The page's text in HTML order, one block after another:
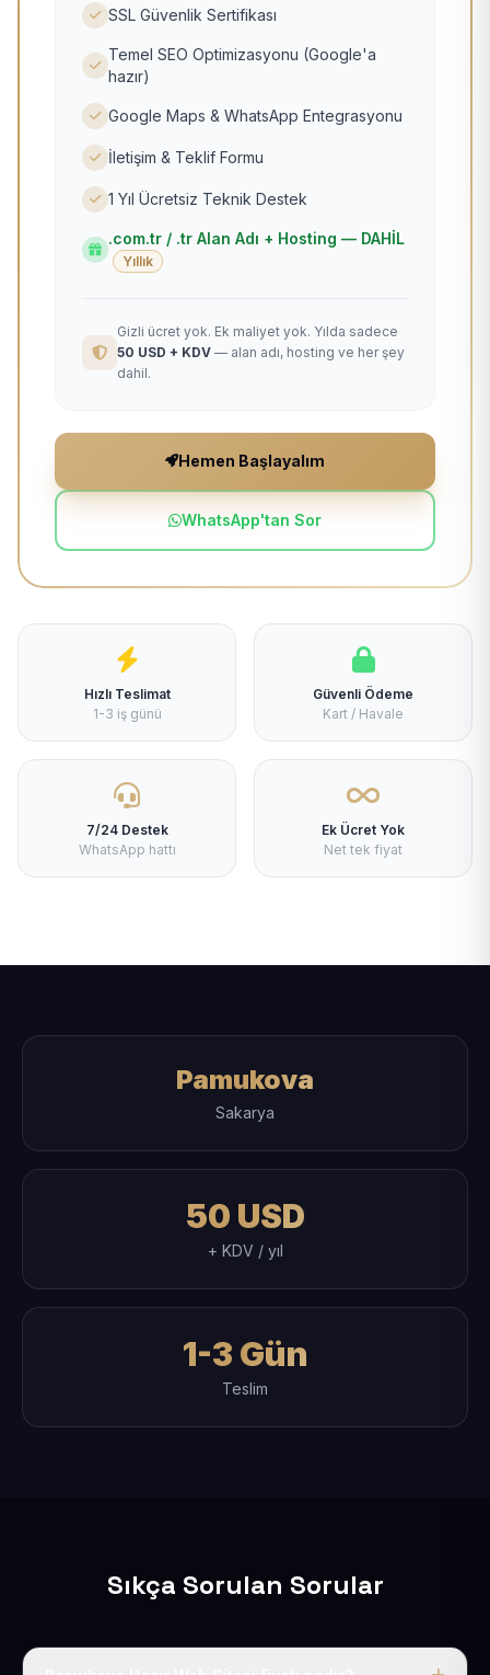
SSL Güvenlik Sertifikası
Temel SEO Optimizasyonu (Google'a
hazır)
Google Maps & WhatsApp Entegrasyonu
İletişim & Teklif Formu
1 Yıl Ücretsiz Teknik Destek
.com.tr / .tr Alan Adı + Hosting — DAHİL
Yıllık
Gizli ücret yok. Ek maliyet yok. Yılda sadece
50 USD + KDV — alan adı, hosting ve her şey
dahil.
Hemen Başlayalım
WhatsApp'tan Sor
Hızlı Teslimat
1-3 iş günü
Güvenli Ödeme
Kart / Havale
7/24 Destek
WhatsApp hattı
Ek Ücret Yok
Net tek fiyat
Pamukova
Sakarya
50 USD
+ KDV / yıl
1-3 Gün
Teslim
Sıkça Sorulan Sorular